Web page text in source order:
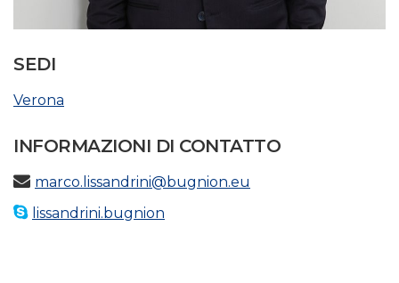
SEDI
Verona
INFORMAZIONI DI CONTATTO
marco.lissandrini@bugnion.eu
lissandrini.bugnion